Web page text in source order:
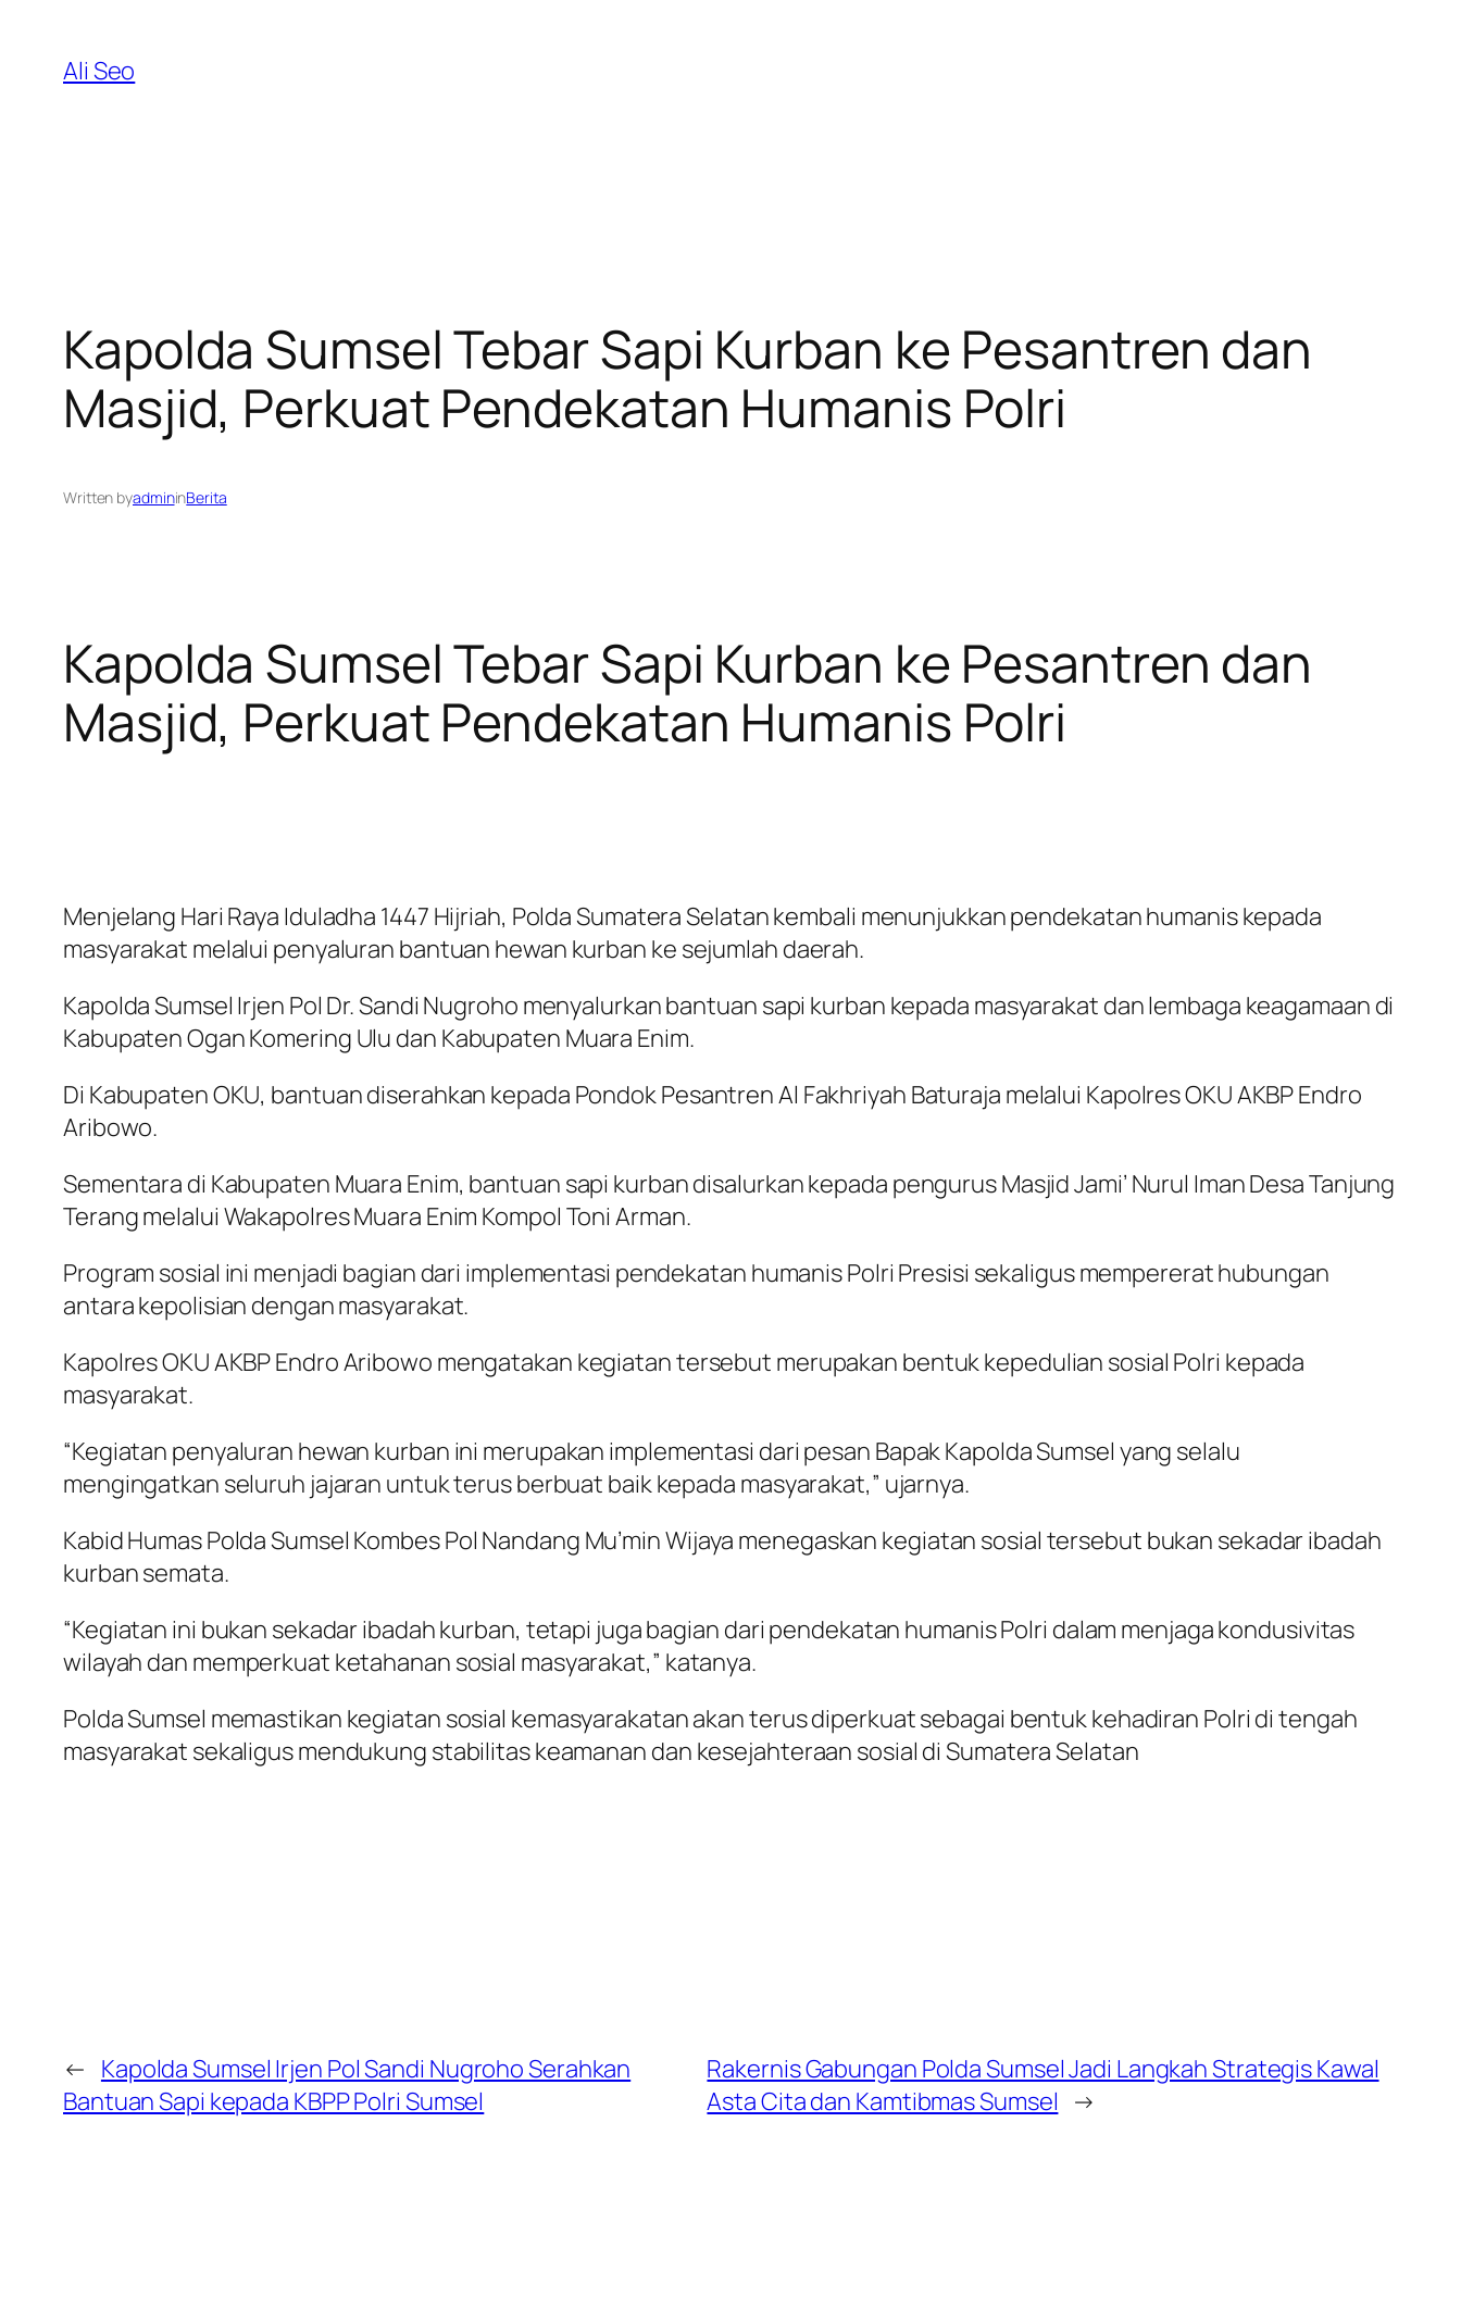
content
Ali Seo
Kapolda Sumsel Tebar Sapi Kurban ke Pesantren dan
Masjid, Perkuat Pendekatan Humanis Polri
Written byadmininBerita
Kapolda Sumsel Tebar Sapi Kurban ke Pesantren dan
Masjid, Perkuat Pendekatan Humanis Polri
Menjelang Hari Raya Iduladha 1447 Hijriah, Polda Sumatera Selatan kembali menunjukkan pendekatan humanis kepada
masyarakat melalui penyaluran bantuan hewan kurban ke sejumlah daerah.
Kapolda Sumsel Irjen Pol Dr. Sandi Nugroho menyalurkan bantuan sapi kurban kepada masyarakat dan lembaga keagamaan di
Kabupaten Ogan Komering Ulu dan Kabupaten Muara Enim.
Di Kabupaten OKU, bantuan diserahkan kepada Pondok Pesantren Al Fakhriyah Baturaja melalui Kapolres OKU AKBP Endro
Aribowo.
Sementara di Kabupaten Muara Enim, bantuan sapi kurban disalurkan kepada pengurus Masjid Jami’ Nurul Iman Desa Tanjung
Terang melalui Wakapolres Muara Enim Kompol Toni Arman.
Program sosial ini menjadi bagian dari implementasi pendekatan humanis Polri Presisi sekaligus mempererat hubungan
antara kepolisian dengan masyarakat.
Kapolres OKU AKBP Endro Aribowo mengatakan kegiatan tersebut merupakan bentuk kepedulian sosial Polri kepada
masyarakat.
“Kegiatan penyaluran hewan kurban ini merupakan implementasi dari pesan Bapak Kapolda Sumsel yang selalu
mengingatkan seluruh jajaran untuk terus berbuat baik kepada masyarakat,” ujarnya.
Kabid Humas Polda Sumsel Kombes Pol Nandang Mu’min Wijaya menegaskan kegiatan sosial tersebut bukan sekadar ibadah
kurban semata.
“Kegiatan ini bukan sekadar ibadah kurban, tetapi juga bagian dari pendekatan humanis Polri dalam menjaga kondusivitas
wilayah dan memperkuat ketahanan sosial masyarakat,” katanya.
Polda Sumsel memastikan kegiatan sosial kemasyarakatan akan terus diperkuat sebagai bentuk kehadiran Polri di tengah
masyarakat sekaligus mendukung stabilitas keamanan dan kesejahteraan sosial di Sumatera Selatan
← Kapolda Sumsel Irjen Pol Sandi Nugroho Serahkan
Bantuan Sapi kepada KBPP Polri Sumsel
Rakernis Gabungan Polda Sumsel Jadi Langkah Strategis Kawal
Asta Cita dan Kamtibmas Sumsel →